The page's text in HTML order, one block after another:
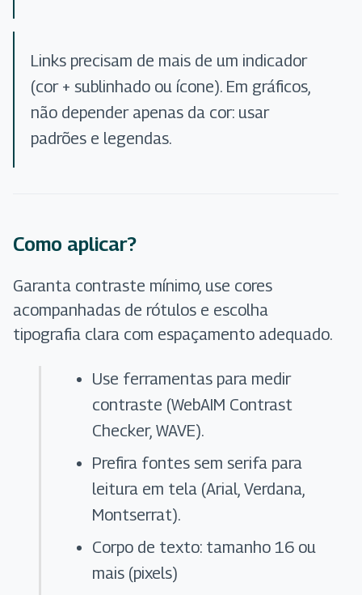
Links precisam de mais de um indicador
(cor + sublinhado ou ícone). Em gráficos,
não depender apenas da cor: usar
padrões e legendas.
Como aplicar?
Garanta contraste mínimo, use cores
acompanhadas de rótulos e escolha
tipografia clara com espaçamento adequado.
Use ferramentas para medir
contraste (WebAIM Contrast
Checker, WAVE).
Prefira fontes sem serifa para
leitura em tela (Arial, Verdana,
Montserrat).
Corpo de texto: tamanho 16 ou
mais (pixels)